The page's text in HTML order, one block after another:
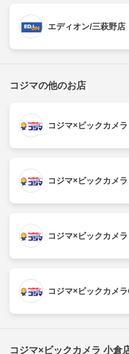
エディオン/三萩野店
コジマの他のお店
コジマ×ビックカメ
コジマ×ビックカメ
コジマ×ビックカメ
コジマ×ビックカメ
コジマ×ビックカメラ 小倉